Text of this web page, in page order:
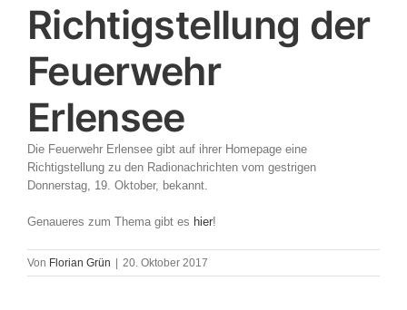
Richtigstellung der
Feuerwehr
Erlensee
Die Feuerwehr Erlensee gibt auf ihrer Homepage eine
Richtigstellung zu den Radionachrichten vom gestrigen
Donnerstag, 19. Oktober, bekannt.
Genaueres zum Thema gibt es hier!
Von Florian Grün 20. Oktober 2017